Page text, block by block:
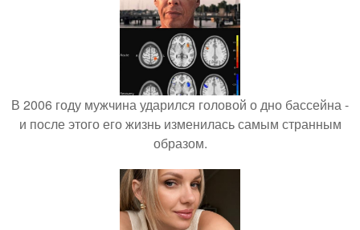
В 2006 году мужчина ударился головой о дно бассейна -
и после этого его жизнь изменилась самым странным
образом.